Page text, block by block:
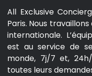
All Exclusive
Paris. Nous
internationale.
est au service de
monde, 7j/7 et,
toutes leurs